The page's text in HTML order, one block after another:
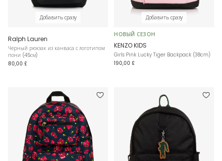
Добавить сразу
Ralph Lauren
Черный рюкзак из канваса с логотипом
пони (45см)
80,00 £
Добавить сразу
НОВЫЙ СЕЗОН
KENZO KIDS
Girls Pink Lucky Tiger Backpack (38cm)
190,00 £